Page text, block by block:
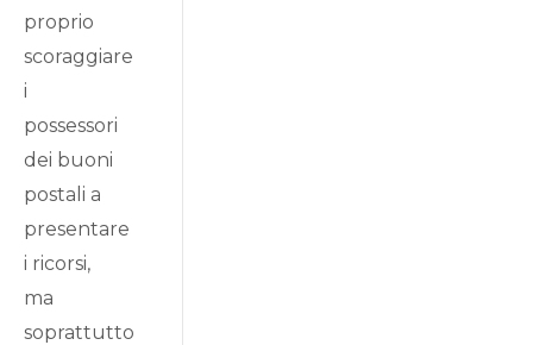
proprio
scoraggiare
i
possessori
dei buoni
postali a
presentare
i ricorsi,
ma
soprattutto